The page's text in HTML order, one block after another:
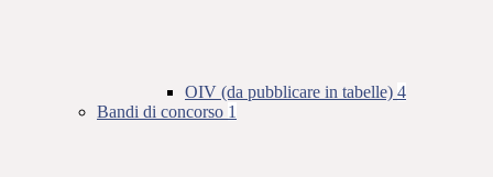
OIV (da pubblicare in tabelle) 4
Bandi di concorso 1